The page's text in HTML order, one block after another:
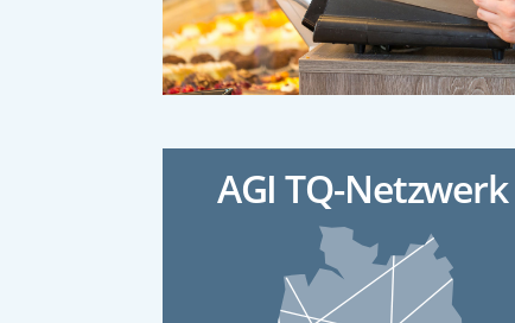
AGI TQ-Netzwerk